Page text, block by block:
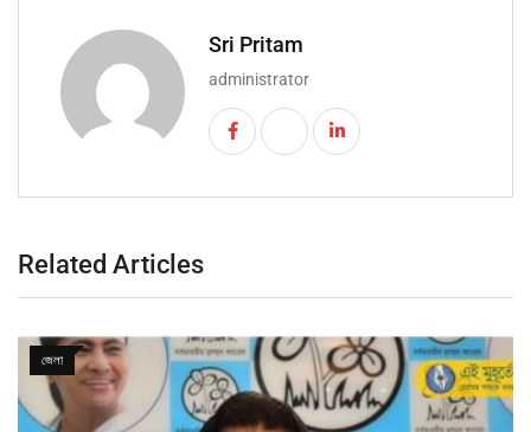
Sri Pritam
administrator
Related Articles
জেলা